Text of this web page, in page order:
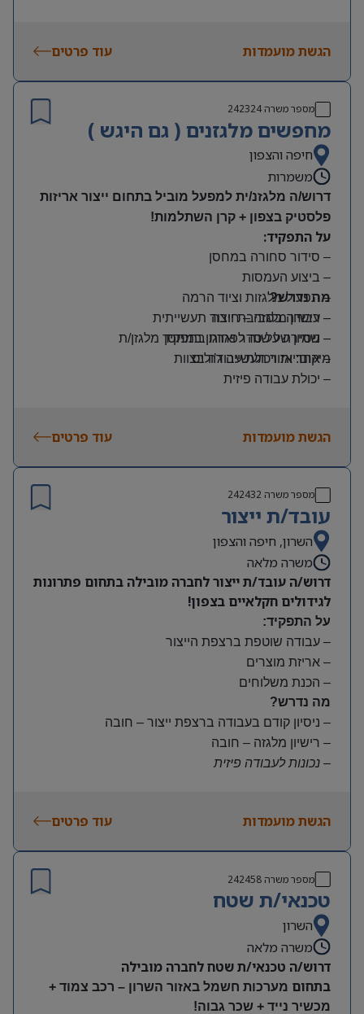
הגשת מועמדות עוד פרטים
מספר משרה242324
מחפשים מלגזנים ( גם היגש )
חיפה והצפון
משמרות
דרוש/ה מלגזנ/ית למפעל מוביל בתחום ייצור אריזות
פלסטיק בצפון + קרן השתלמות!
על התפקיד:
– סידור סחורה במחסן
– ביצוע העמסות
– תפעול מלגזות וציוד הרמה
– עבודה בסביבת ייצור תעשייתית
– שמירה על סדר וארגון במחסן
מה נדרש?
– רישיון מלגזה – חובה
– ניסיון של שנה לפחות בתפקיד מלגזן/ת
– אחריות ויכולת עבודה בצוות
– יכולת עבודה פיזית
משמרות:
שעות נוספות לפי צורך
תנאים:
סיבוס
קרן השתלמות
מיקום: אזור תעשייה ג’וליס
הגשת מועמדות עוד פרטים
מספר משרה 242432
עובד/ת ייצור
השרון, חיפה והצפון
משרה מלאה
דרוש/ה עובד/ת ייצור לחברה מובילה בתחום פתרונות
לגידולים חקלאיים בצפון!
על התפקיד:
– עבודה שוטפת ברצפת הייצור
– אריזת מוצרים
– הכנת משלוחים
מה נדרש?
– ניסיון קודם בעבודה ברצפת ייצור – חובה
– רישיון מלגזה – חובה
– נכונות לעבודה פיזית
משרה מלאה | ימים א-ה | 6:30-15:30
קרן השתלמות ובונוסים
עובד חברה מהיום הראשון
מיקום: חדרה
הגשת מועמדות עוד פרטים
מספר משרה242458
טכנאי/ת שטח
השרון
משרה מלאה
דרוש/ה טכנאי/ת שטח לחברה מובילה
בתחום מערכות חשמל באזור השרון – רכב צמוד +
מכשיר נייד + שכר גבוה!